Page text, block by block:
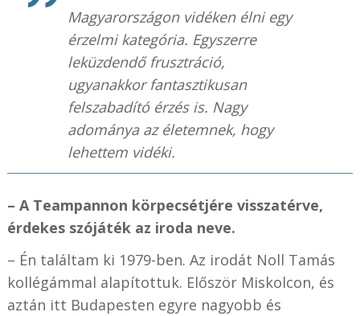
Magyarországon vidéken élni egy
érzelmi kategória. Egyszerre
leküzdendő frusztráció,
ugyanakkor fantasztikusan
felszabadító érzés is. Nagy
adománya az életemnek, hogy
lehettem vidéki.
– A Teampannon körpecsétjére visszatérve,
érdekes szójáték az iroda neve.
– Én találtam ki 1979-ben. Az irodát Noll Tamás
kollégámmal alapítottuk. Először Miskolcon, és
aztán itt Budapesten egyre nagyobb és